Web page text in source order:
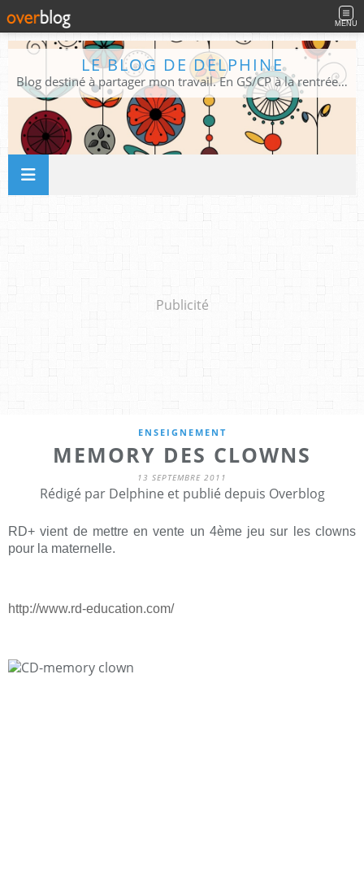
MENU
LE BLOG DE DELPHINE
Blog destiné à partager mon travail. En GS/CP à la rentrée 2026/2027 !
Publicité
ENSEIGNEMENT
MEMORY DES CLOWNS
13 SEPTEMBRE 2011
Rédigé par Delphine et publié depuis Overblog
RD+ vient de mettre en vente un 4ème jeu sur les clowns
pour la maternelle.
http://www.rd-education.com/